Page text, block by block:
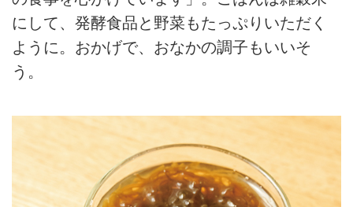
にして、発酵食品と野菜もたっぷりいただく
ように。おかげで、おなかの調子もいいそ
う。